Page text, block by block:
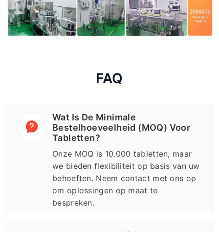
FAQ
Wat Is De Minimale
Bestelhoeveelheid (MOQ) Voor
Tabletten?
Onze MOQ is 10.000 tabletten, maar
we bieden flexibiliteit op basis van uw
behoeften. Neem contact met ons op
om oplossingen op maat te
bespreken.